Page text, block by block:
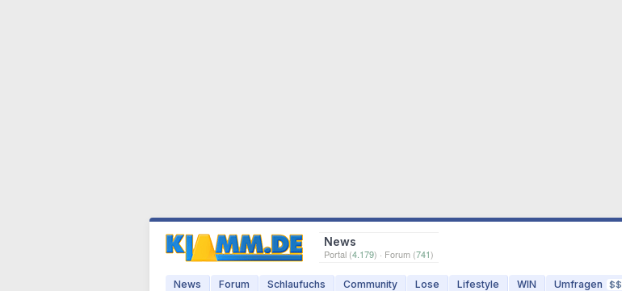
News
Portal (4.179) · Forum (741)
News Forum Schlaufuchs Community Lose Lifestyle WIN Umfragen $$